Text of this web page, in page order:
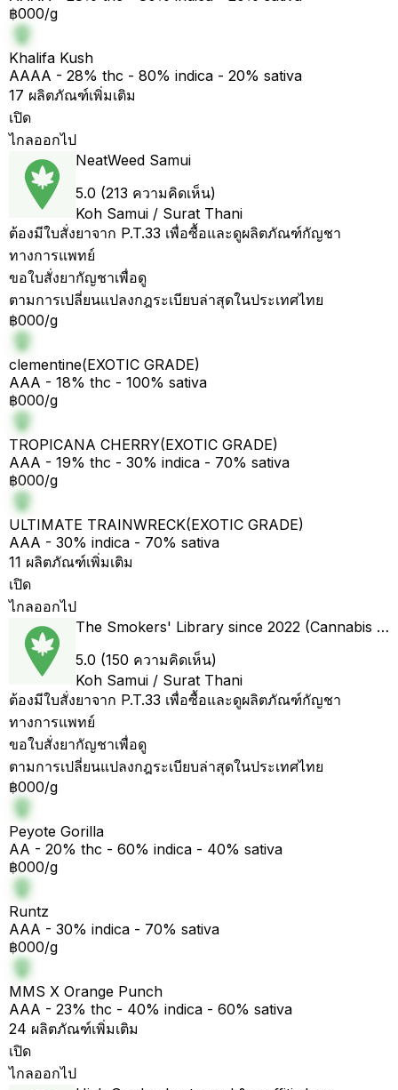
฿000/g
Khalifa Kush
AAAA - 28% thc - 80% indica - 20% sativa
17 ผลิตภัณฑ์เพิ่มเติม
เปิด
ไกลออกไป
NeatWeed Samui
5.0 (213 ความคิดเห็น)
Koh Samui / Surat Thani
ต้องมีใบสั่งยาจาก P.T.33 เพื่อซื้อและดูผลิตภัณฑ์กัญชา
ทางการแพทย์
ขอใบสั่งยากัญชาเพื่อดู
ตามการเปลี่ยนแปลงกฎระเบียบล่าสุดในประเทศไทย
฿000/g
clementine(EXOTIC GRADE)
AAA - 18% thc - 100% sativa
฿000/g
TROPICANA CHERRY(EXOTIC GRADE)
AAA - 19% thc - 30% indica - 70% sativa
฿000/g
ULTIMATE TRAINWRECK(EXOTIC GRADE)
AAA - 30% indica - 70% sativa
11 ผลิตภัณฑ์เพิ่มเติม
เปิด
ไกลออกไป
The Smokers' Library since 2022 (Cannabis Dispensary)
5.0 (150 ความคิดเห็น)
Koh Samui / Surat Thani
ต้องมีใบสั่งยาจาก P.T.33 เพื่อซื้อและดูผลิตภัณฑ์กัญชา
ทางการแพทย์
ขอใบสั่งยากัญชาเพื่อดู
ตามการเปลี่ยนแปลงกฎระเบียบล่าสุดในประเทศไทย
฿000/g
Peyote Gorilla
AA - 20% thc - 60% indica - 40% sativa
฿000/g
Runtz
AAA - 30% indica - 70% sativa
฿000/g
MMS X Orange Punch
AAA - 23% thc - 40% indica - 60% sativa
24 ผลิตภัณฑ์เพิ่มเติม
เปิด
ไกลออกไป